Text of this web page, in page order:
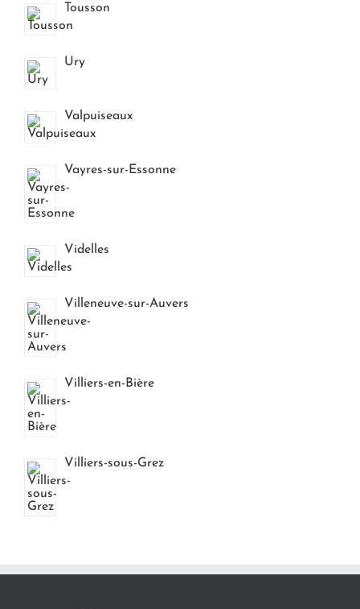
Tousson
Ury
Valpuiseaux
Vayres-sur-Essonne
Videlles
Villeneuve-sur-Auvers
Villiers-en-Bière
Villiers-sous-Grez